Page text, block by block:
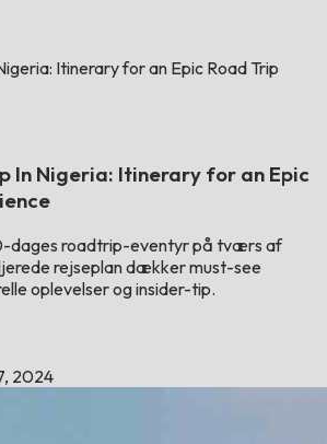
Itinerary for an Epic Road Trip
In Nigeria: Itinerary for an Epic
dages roadtrip-eventyr på tværs af
rejseplan dækker must-see
oplevelser og insider-tip.
2024